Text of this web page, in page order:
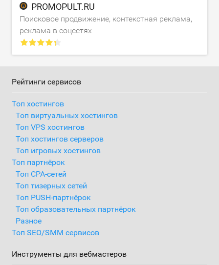
PROMOPULT.RU
Поисковое продвижение, контекстная реклама,
реклама в соцсетях
Рейтинги сервисов
Топ хостингов
Топ виртуальных хостингов
Топ VPS хостингов
Топ хостингов серверов
Топ игровых хостингов
Топ партнёрок
Топ CPA-сетей
Топ тизерных сетей
Топ PUSH-партнёрок
Топ образовательных партнёрок
Разное
Топ SEO/SMM сервисов
Инструменты для вебмастеров